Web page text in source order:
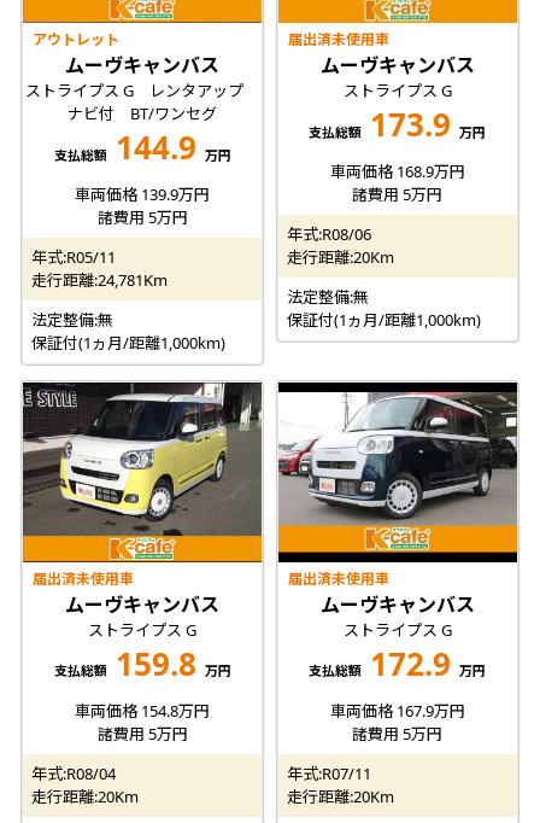
アウトレット
ムーヴキャンバス
ストライプス G レンタアップ
ナビ付 BT/ワンセグ
支払総額 144.9 万円
車両価格 139.9万円
諸費用 5万円
年式:R05/11
走行距離:24,781Km
法定整備:無
保証付(1ヵ月/距離1,000km)
届出済未使用車
ムーヴキャンバス
ストライプス G
支払総額 173.9 万円
車両価格 168.9万円
諸費用 5万円
年式:R08/06
走行距離:20Km
法定整備:無
保証付(1ヵ月/距離1,000km)
届出済未使用車
ムーヴキャンバス
ストライプス G
支払総額 159.8 万円
車両価格 154.8万円
諸費用 5万円
年式:R08/04
走行距離:20Km
届出済未使用車
ムーヴキャンバス
ストライプス G
支払総額 172.9 万円
車両価格 167.9万円
諸費用 5万円
年式:R07/11
走行距離:20Km